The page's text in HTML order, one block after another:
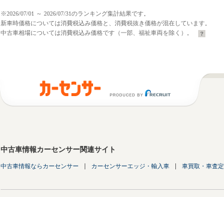
※2026/07/01 ～ 2026/07/31のランキング集計結果です。
新車時価格については消費税込み価格と、消費税抜き価格が混在しています。
中古車相場については消費税込み価格です（一部、福祉車両を除く）。
中古車情報カーセンサー関連サイト
中古車情報ならカーセンサー カーセンサーエッジ・輸入車 車買取・車査定